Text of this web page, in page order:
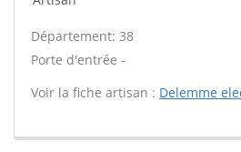
Département: 38
Porte d'entrée -
Voir la fiche artisan : Delemme